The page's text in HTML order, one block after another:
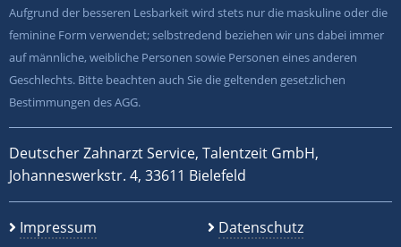
Aufgrund der besseren Lesbarkeit wird stets nur die maskuline oder die
feminine Form verwendet; selbstredend beziehen wir uns dabei immer
auf männliche, weibliche Personen sowie Personen eines anderen
Geschlechts. Bitte beachten auch Sie die geltenden gesetzlichen
Bestimmungen des AGG.
Deutscher Zahnarzt Service, Talentzeit GmbH,
Johanneswerkstr. 4, 33611 Bielefeld
Impressum
Datenschutz